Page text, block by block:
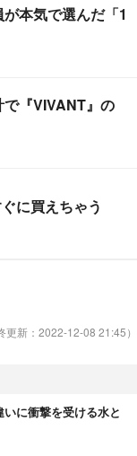
本気で選んだ「1
で『VIVANT』の
に買えちゃう
更新：2022-12-08 21:45）
に衝撃を受ける水と